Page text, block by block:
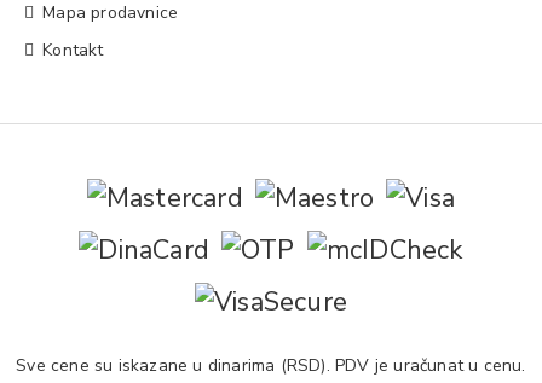
Mapa prodavnice
Kontakt
Sve cene su iskazane u dinarima (RSD). PDV je uračunat u cenu.